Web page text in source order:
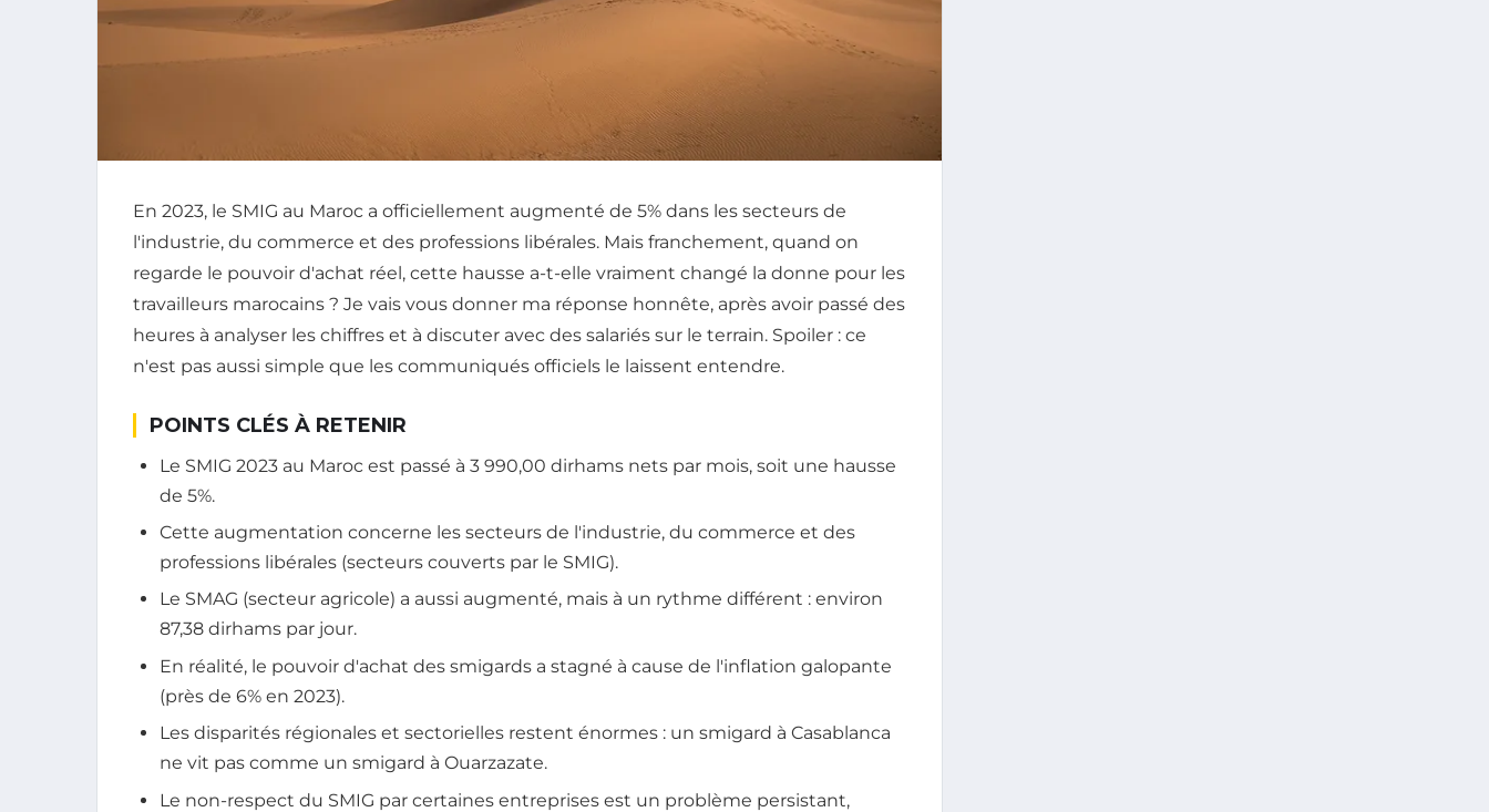
En 2023, le SMIG au Maroc a officiellement augmenté de 5% dans les secteurs de
l'industrie, du commerce et des professions libérales. Mais franchement, quand on
regarde le pouvoir d'achat réel, cette hausse a-t-elle vraiment changé la donne pour les
travailleurs marocains ? Je vais vous donner ma réponse honnête, après avoir passé des
heures à analyser les chiffres et à discuter avec des salariés sur le terrain. Spoiler : ce
n'est pas aussi simple que les communiqués officiels le laissent entendre.
POINTS CLÉS À RETENIR
Le SMIG 2023 au Maroc est passé à 3 990,00 dirhams nets par mois, soit une hausse
de 5%.
Cette augmentation concerne les secteurs de l'industrie, du commerce et des
professions libérales (secteurs couverts par le SMIG).
Le SMAG (secteur agricole) a aussi augmenté, mais à un rythme différent : environ
87,38 dirhams par jour.
En réalité, le pouvoir d'achat des smigards a stagné à cause de l'inflation galopante
(près de 6% en 2023).
Les disparités régionales et sectorielles restent énormes : un smigard à Casablanca
ne vit pas comme un smigard à Ouarzazate.
Le non-respect du SMIG par certaines entreprises est un problème persistant,